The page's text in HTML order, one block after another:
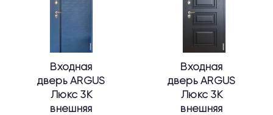
Входная
дверь ARGUS
Люкс 3К
внешняя
можно
выбрать
на
странице
товара.
Входная
дверь ARGUS
Люкс 3К
внешняя
вариаций.
Опции
выбрать
на
странице
товара.